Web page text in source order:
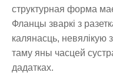
структурная форма
Фланцы зваркі з
калянасць, невялікую
таму яны часцей
дадатках.